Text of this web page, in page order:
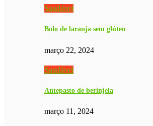
Saudável
Bolo de laranja sem glúten
março 22, 2024
Saudável
Antepasto de berinjela
março 11, 2024